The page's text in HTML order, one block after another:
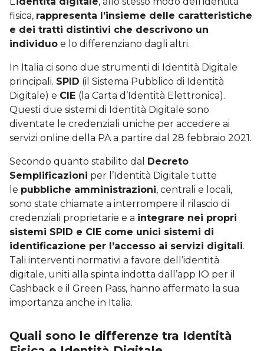
fisica, rappresenta l’insieme delle caratteristiche
e dei tratti distintivi che descrivono un
individuo e lo differenziano dagli altri.
In Italia ci sono due strumenti di Identità Digitale
principali. SPID (il Sistema Pubblico di Identità
Digitale) e CIE (la Carta d’Identità Elettronica).
Questi due sistemi di Identità Digitale sono
diventate le credenziali uniche per accedere ai
servizi online della PA a partire dal 28 febbraio 2021.
Secondo quanto stabilito dal Decreto
Semplificazioni per l’Identità Digitale tutte
le pubbliche amministrazioni, centrali e locali,
sono state chiamate a interrompere il rilascio di
credenziali proprietarie e a integrare nei propri
sistemi SPID e CIE come unici sistemi di
identificazione per l’accesso ai servizi digitali.
Tali interventi normativi a favore dell’identità
digitale, uniti alla spinta indotta dall’app IO per il
Cashback e il Green Pass, hanno affermato la sua
importanza anche in Italia.
Quali sono le differenze tra Identità